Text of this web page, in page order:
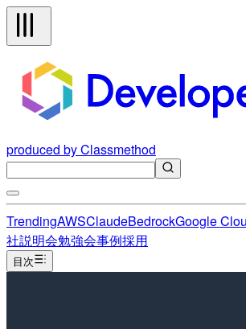
produced by Classmethod
TrendingAWSClaudeBedrockGoogle
社説明会勉強会事例採用
目次